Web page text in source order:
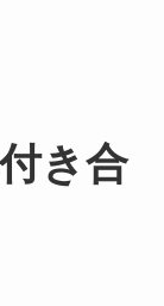
き合